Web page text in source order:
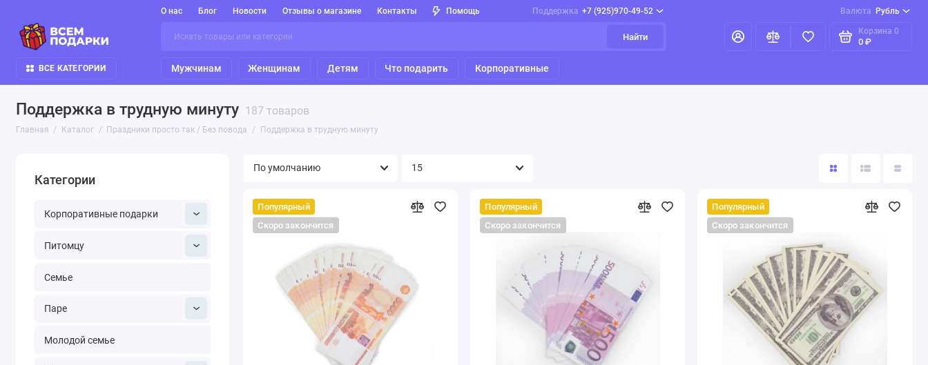
О нас Блог Новости Отзывы о магазине Контакты Помощь Поддержка +7 (925)970-49-52 Валюта Рубль
Найти
Корзина 0
0 ₽
ВСЕ КАТЕГОРИИ Мужчинам Женщинам Детям Что подарить Корпоративные
Поддержка в трудную минуту 187 товаров
Главная Каталог Праздники просто так / Без повода Поддержка в трудную минуту
Категории
Корпоративные подарки
Питомцу
Семье
Паре
Молодой семье
Популярный
Скоро закончится
Популярный
Скоро закончится
Популярный
Скоро закончится